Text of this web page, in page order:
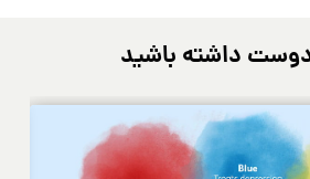
داشته باشید